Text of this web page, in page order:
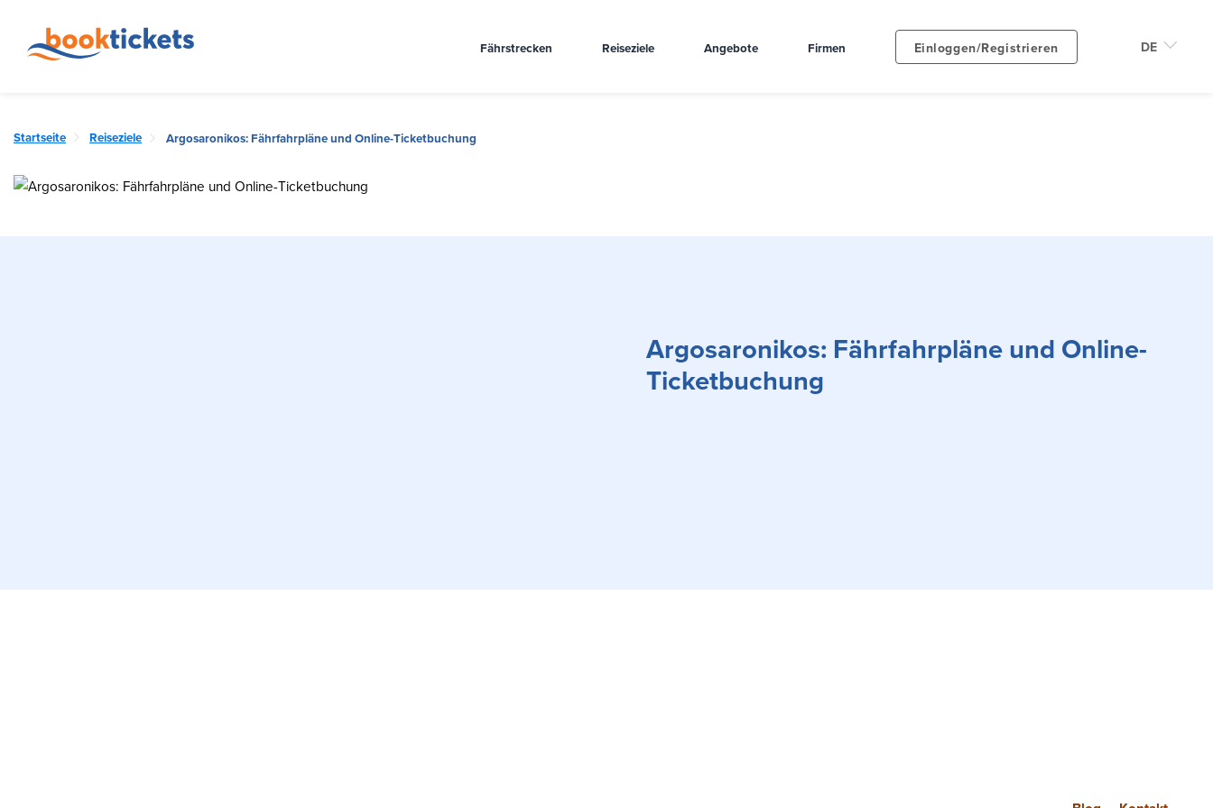
Fährstrecken Reiseziele Angebote Firmen Einloggen/Registrieren
Startseite Reiseziele Argosaronikos: Fährfahrpläne und Online-Ticketbuchung
Argosaronikos: Fährfahrpläne und Online-
Ticketbuchung